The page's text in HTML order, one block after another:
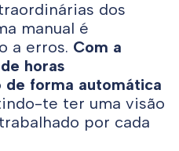
dos
manual é
a erros. Com a
horas
forma automática
te ter uma visão
por cada